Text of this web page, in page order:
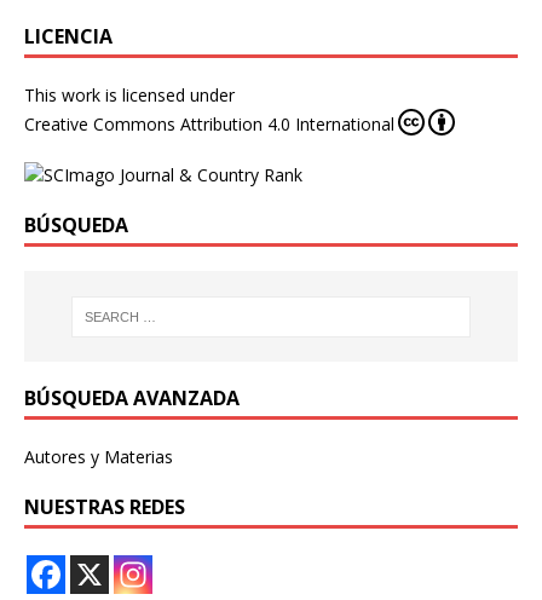
LICENCIA
This work is licensed under
Creative Commons Attribution 4.0 International
BÚSQUEDA
BÚSQUEDA AVANZADA
Autores y Materias
NUESTRAS REDES